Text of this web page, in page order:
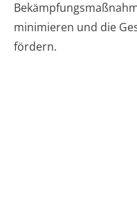
minimieren und die
fördern.